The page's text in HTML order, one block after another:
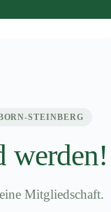
STEINBERG
werden!
Mitgliedschaft.